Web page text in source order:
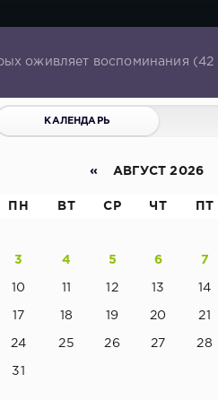
оживляет воспоминания (42
КАЛЕНДАРЬ
« АВГУСТ 2026
ПН ВТ СР ЧТ ПТ
3 4 5 6 7
10 11 12 13 14
17 18 19 20 21
24 25 26 27 28
31